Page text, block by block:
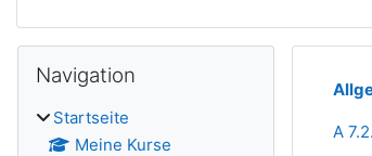
A
Blöcke
Navigation
Startseite
Meine Kurse